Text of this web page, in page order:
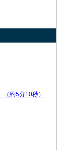
（約5分10秒）